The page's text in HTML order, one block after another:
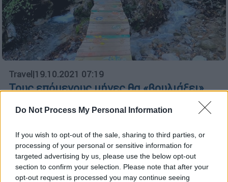
Do Not Process My Personal Information
If you wish to opt-out of the sale, sharing to third parties, or
processing of your personal or sensitive information for
targeted advertising by us, please use the below opt-out
section to confirm your selection. Please note that after your
opt-out request is processed you may continue seeing
Travel|19.10.2021 07:19
Τους επόμενους μήνες θα «βουλιάξει»
από κόσμο: Σπεύσε να επισκεφτείς το
πιο πολύχρωμο χωριό της Ελλάδας που...
Αξίζει να χαρείς την ομορφιά του πριν τη
high season του.